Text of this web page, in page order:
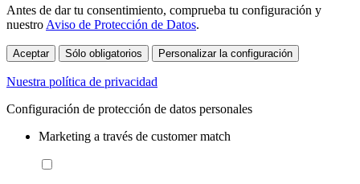
Antes de dar tu consentimiento, comprueba tu configuración y
nuestro Aviso de Protección de Datos.
Aceptar Sólo obligatorios Personalizar la configuración
Nuestra política de privacidad
Configuración de protección de datos personales
Marketing a través de customer match